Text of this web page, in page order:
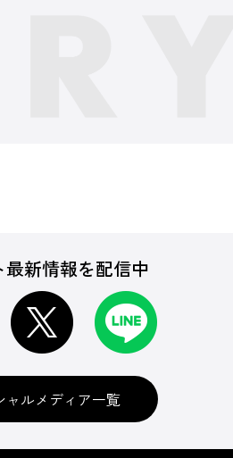
最新情報を配信中
ャルメディア一覧